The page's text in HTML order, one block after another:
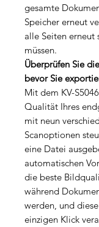
gesamte
Speicher erneut
alle Seiten erneut
müssen.
Überprüfen Sie
bevor Sie
Mit dem KV-
Qualität Ihres
mit neun
Scanoptionen
eine Datei
automatischen
die beste
während
werden, und
einzigen Klick